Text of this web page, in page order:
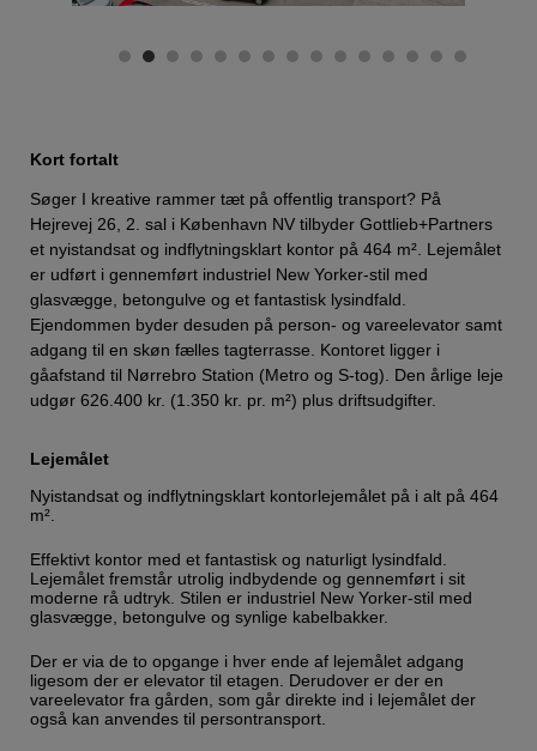
Kort fortalt
Søger I kreative rammer tæt på offentlig transport? På
Hejrevej 26, 2. sal i København NV tilbyder Gottlieb+Partners
et nyistandsat og indflytningsklart kontor på 464 m². Lejemålet
er udført i gennemført industriel New Yorker-stil med
glasvægge, betongulve og et fantastisk lysindfald.
Ejendommen byder desuden på person- og vareelevator samt
adgang til en skøn fælles tagterrasse. Kontoret ligger i
gåafstand til Nørrebro Station (Metro og S-tog). Den årlige leje
udgør 626.400 kr. (1.350 kr. pr. m²) plus driftsudgifter.
Lejemålet
Nyistandsat og indflytningsklart kontorlejemålet på i alt på 464
m².
Effektivt kontor med et fantastisk og naturligt lysindfald.
Lejemålet fremstår utrolig indbydende og gennemført i sit
moderne rå udtryk. Stilen er industriel New Yorker-stil med
glasvægge, betongulve og synlige kabelbakker.
Der er via de to opgange i hver ende af lejemålet adgang
ligesom der er elevator til etagen. Derudover er der en
vareelevator fra gården, som går direkte ind i lejemålet der
også kan anvendes til persontransport.